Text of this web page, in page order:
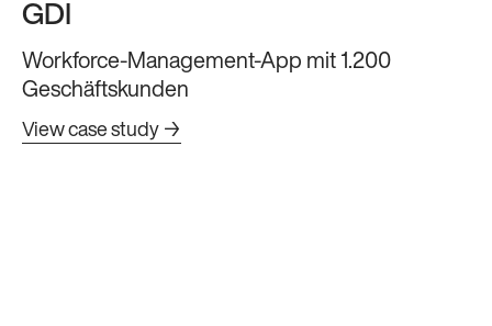
GDI
Workforce-Management-App mit 1.200
Geschäftskunden
View case study →